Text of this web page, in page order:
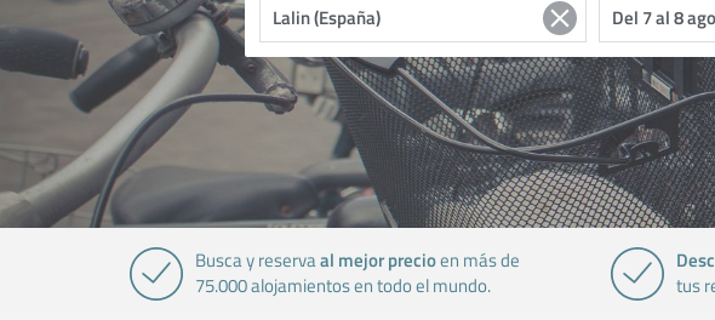
Busca y reservaal mejor precioen más de
75.000 alojamientos en todo el mundo.
tus